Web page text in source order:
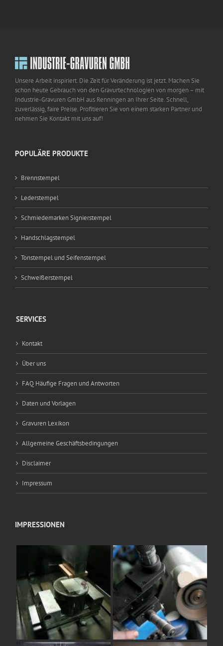
Unsere Arbeit inspiriert. Die Zeit für Veränderung ist jetzt. Machen Sie
schon heute Gebrauch von den Gravurtechnologien von morgen – mit
Industrie-Gravuren GmbH aus Renningen an Ihrer Seite. Schnell,
zuverlässig, faire Preise. Profitieren Sie von einem starken Partner und
nehmen Sie Kontakt mit uns auf!
POPULÄRE PRODUKTE
Brennstempel
Lederstempel
Schmiedemarken Signierstempel
Handschlagstempel
Tonstempel und Seifenstempel
Schweißerstempel
SERVICES
Kontakt
Über uns
FAQ Häufige Fragen und Antworten
Daten und Vorlagen
Gravuren Lexikon
Allgemeine Geschäftsbedingungen
Disclaimer
Impressum
IMPRESSIONEN